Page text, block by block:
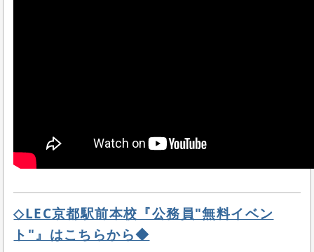
◇LEC京都駅前本校『公務員"無料イベン
ト"』はこちらから◆